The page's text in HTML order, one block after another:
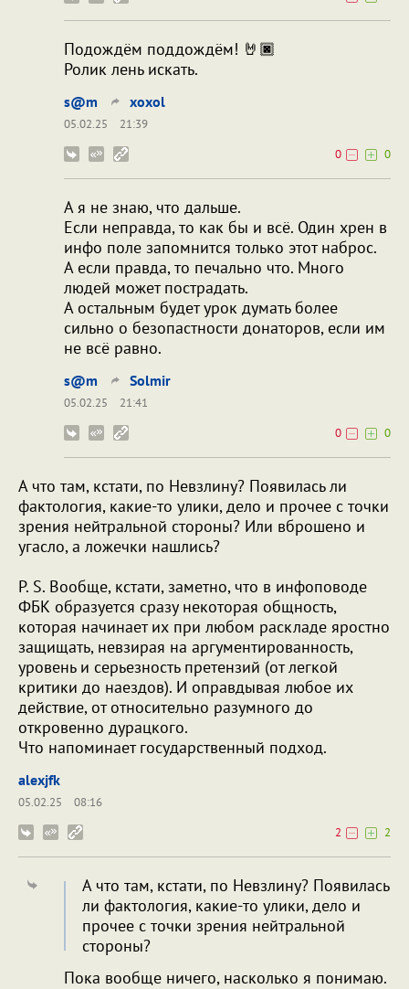
Подождём поддождём! 🤘🏿
Ролик лень искать.
s@m xoxol
05.02.25
21:39
0
0
А я не знаю, что дальше.
Если неправда, то как бы и всё. Один хрен в
инфо поле запомнится только этот наброс.
А если правда, то печально что. Много
людей может пострадать.
А остальным будет урок думать более
сильно о безопастности донаторов, если им
не всё равно.
s@m Solmir
05.02.25
21:41
0
0
А что там, кстати, по Невзлину? Появилась ли
фактология, какие-то улики, дело и прочее с точки
зрения нейтральной стороны? Или вброшено и
угасло, а ложечки нашлись?
P. S. Вообще, кстати, заметно, что в инфоповоде
ФБК образуется сразу некоторая общность,
которая начинает их при любом раскладе яростно
защищать, невзирая на аргументированность,
уровень и серьезность претензий (от легкой
критики до наездов). И оправдывая любое их
действие, от относительно разумного до
откровенно дурацкого.
Что напоминает государственный подход.
alexjfk
05.02.25
08:16
2
2
А что там, кстати, по Невзлину? Появилась
ли фактология, какие-то улики, дело и
прочее с точки зрения нейтральной
стороны?
Пока вообще ничего, насколько я понимаю.